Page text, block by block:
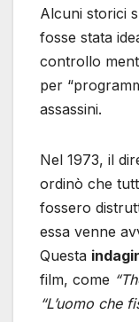
Alcuni storici
fosse stata
controllo
per
assassini.
Nel 1973, il
ordinò che
fossero
essa venne
Questa
film, come
“L’uomo che